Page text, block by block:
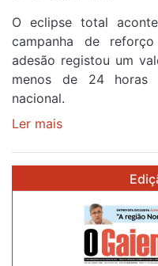
primeira
etapa
da
87ª
Volta
O eclipse total
campanha de
adesão registou um
menos de 24 horas
nacional.
Ler mais
gratuitos
observar
eclipse
solar